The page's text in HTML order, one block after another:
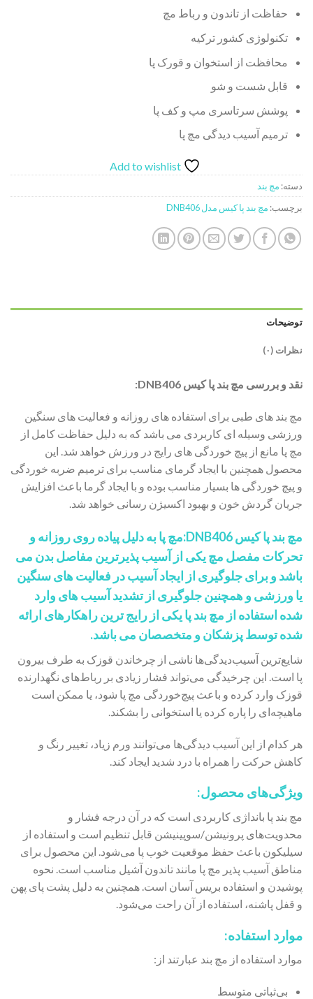
حفاظت از تاندون و رباط مچ
تکنولوژی کشور ترکیه
محافظت از استخوان و قورک پا
قابل شست و شو
پوشش سرتاسری مپ و کف پا
ترمیم آسیب دیدگی مچ پا
Add to wishlist
دسته: مچ بند
برچسب: مچ بند پا کیس مدل DNB406
توضیحات
نظرات (۰)
نقد و بررسی مچ بند پا کیس DNB406:
مچ بند های طبی برای استفاده های روزانه و فعالیت های سنگین
ورزشی وسیله ای کاربردی می باشد که به دلیل حفاظت کامل از
مچ پا مانع از پیچ خوردگی های رایج در ورزش خواهد شد. این
محصول همچنین با ایجاد گرمای مناسب برای ترمیم ضربه خوردگی
و پیچ خوردگی ها بسیار مناسب بوده و با ایجاد گرما باعث افزایش
جریان گردش خون و بهبود اکسیژن رسانی خواهد شد.
مچ بند پا
کیس DNB406:مچ پا به دلیل پیاده روی روزانه و
تحرکات مفصل مچ یکی از آسیب پذیرترین مفاصل بدن می
باشد و برای جلوگیری از ایجاد آسیب در فعالیت های سنگین
یا ورزشی و همچنین جلوگیری از تشدید آسیب های وارد
شده استفاده از مچ بند پا یکی از رایج ترین راهکارهای ارائه
شده توسط پزشکان و متخصصان می باشد.
شایع‌ترین آسیب‌دیدگی‌ها ناشی از چرخاندن قوزک به ‌طرف بیرون
پا است. این چرخیدگی می‌‌تواند فشار زیادی بر رباط‌های نگهدارنده
قوزک وارد کرده و باعث پیچ‌‌خوردگی مچ‌ پا شود، یا ممکن است
ماهیچه‌‌ای را پاره کرده یا استخوانی را بشکند.
هر کدام از این آسیب دیدگی‌ها می‌‌توانند ورم زیاد، تغییر رنگ و
کاهش حرکت را همراه با درد شدید ایجاد کند.
ویژگی‌های محصول:
مچ بند پا بانداژی کاربردی است که در آن درجه فشار و
محدویت‌های پرونیشن/سوپینیشن قابل تنظیم است و استفاده از
سیلیکون باعث حفظ موقعیت خوب پا می‌شود. این محصول برای
مناطق آسیب پذیر مچ پا مانند تاندون آشیل مناسب است. نحوه
پوشیدن و استفاده بریس آسان است. همچنین به دلیل پشت پای پهن
و قفل پاشنه، استفاده از آن راحت می‌شود.
موارد استفاده:
موارد استفاده از مچ بند عبارتند از:
بی‌ثباتی متوسط